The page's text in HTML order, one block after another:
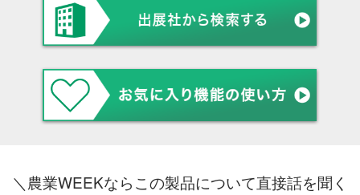
＼農業WEEKならこの製品について直接話を聞く